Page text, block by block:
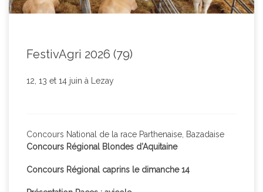
FestivAgri 2026 (79)
12, 13 et 14 juin à Lezay
Concours National de la race Parthenaise, Bazadaise
Concours Régional Blondes d’Aquitaine
Concours Régional caprins le dimanche 14